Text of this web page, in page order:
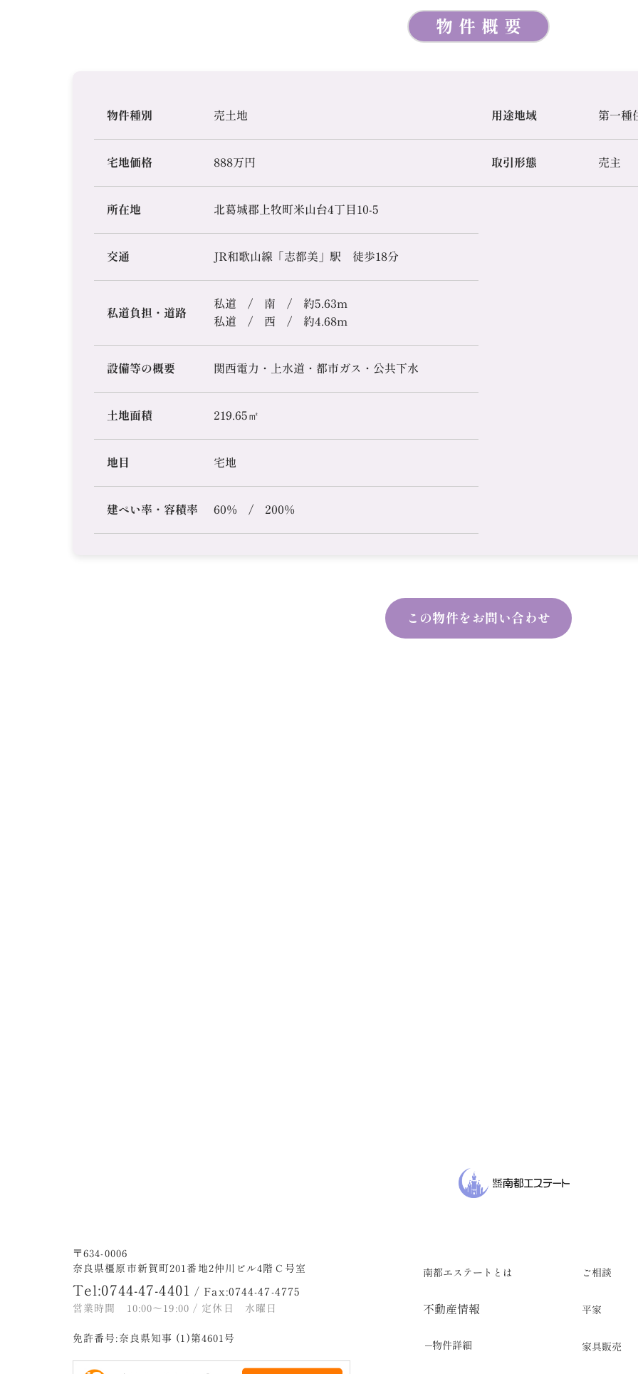
物件概要
物件種別 売土地
宅地価格 888万円
所在地 北葛城郡上牧町米山台4丁目10-5
交通 JR和歌山線「志都美」駅 徒歩18分
私道負担・道路
私道 / 南 / 約5.63m
私道 / 西 / 約4.68m
設備等の概要 関西電力・上水道・都市ガス・公共下水
土地面積 219.65㎡
地目 宅地
建ぺい率・容積率 60% / 200%
用途地域 第一種
取引形態 売主
この物件をお問い合わせ
〒634-0006
奈良県橿原市新賀町201番地2仲川ビル4階Ｃ号室
免許番号:奈良県知事 (1)第4601号
Tel:0744-47-4401 / Fax:0744-47-4775
営業時間 10:00～19:00 / 定休日 水曜日
南都エステートとは
不動産情報
物件詳細
ご相談
平家
家具販売